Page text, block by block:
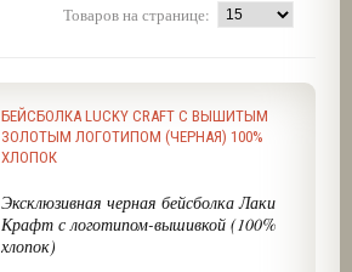
Товаров на странице:
БЕЙСБОЛКА LUCKY CRAFT C ВЫШИТЫМ
ЗОЛОТЫМ ЛОГОТИПОМ (ЧЕРНАЯ) 100%
ХЛОПОК
Эксклюзивная черная бейсболка Лаки
Крафт с логотипом-вышивкой (100%
хлопок)